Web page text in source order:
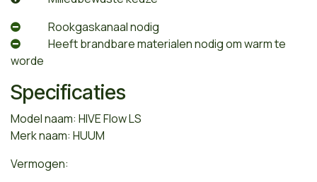
​Rookgaskanaal nodig
​Heeft brandbare materialen nodig om warm te
worde
Specificaties
Model naam: HIVE Flow LS
Merk naam: HUUM
Vermogen: